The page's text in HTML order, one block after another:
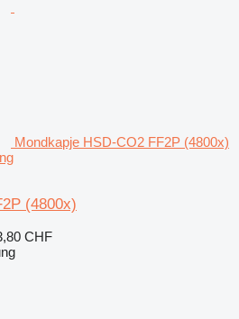
Mondkapje HSD-CO2 FF2P (4800x)
(4800x)
CHF